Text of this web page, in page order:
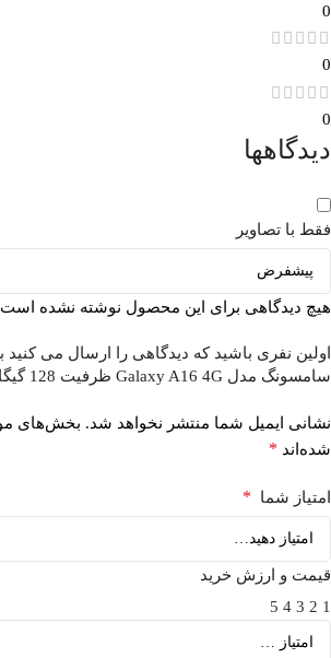
0
0
0
دیدگاهها
فقط با تصاویر
هیچ دیدگاهی برای این محصول نوشته نشده
اولین نفری باشید که دیدگاهی را ارسال می
سامسونگ مدل Galaxy A16 4G ظرفیت 128 گیگابایت رم 4 گیگابایت”
نشانی ایمیل شما منتشر نخواهد شد. بخش‌های
شده‌اند *
امتیاز شما *
قیمت و ارزش خرید
1
2
3
4
5